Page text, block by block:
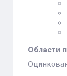
Области